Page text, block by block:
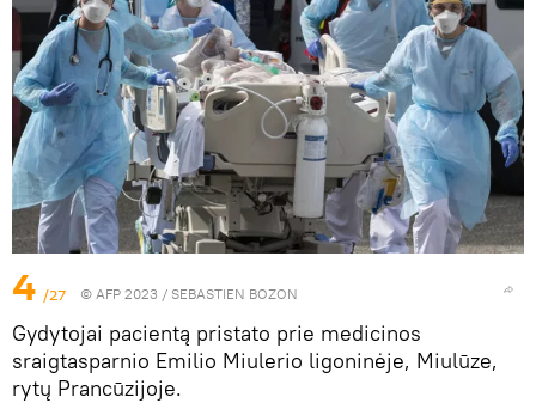
4 /27 © AFP 2023 / SEBASTIEN BOZON
Gydytojai pacientą pristato prie medicinos
sraigtasparnio Emilio Miulerio ligoninėje, Miulūze,
rytų Prancūzijoje.